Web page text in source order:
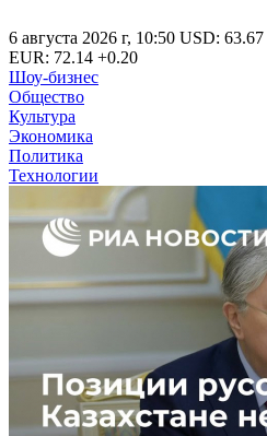
6 августа 2026 г, 10:50 USD: 63.67
EUR: 72.14 +0.20
Шоу-бизнес
Общество
Культура
Экономика
Политика
Технологии